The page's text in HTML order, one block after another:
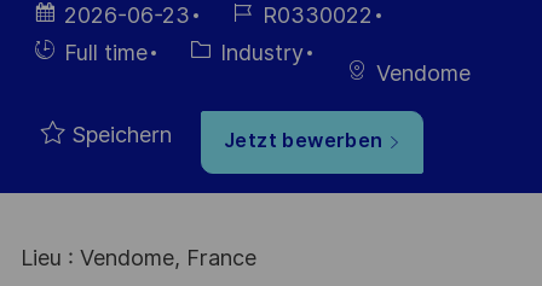
Datum der
Veröffentlichung
2026-06-23
Job-
ID
R0330022
Einstellunngstyp
Full time Kategorie
Industry
Vendome
Speichern Jetzt bewerben
Lieu : Vendome, France